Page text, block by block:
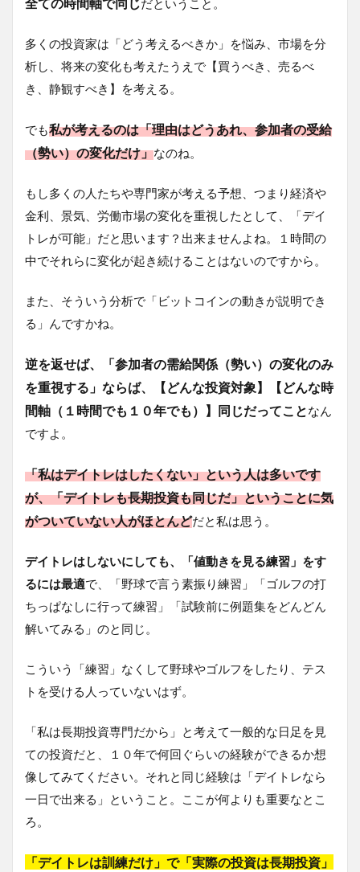
だということ。
多くの投資家は「どう考えるべきか」を悩み、市場を分
析し、将来の変化も考えたうえで【買うべき、売るべ
き、静観すべき】を考える。
でも私が考えるのは「理由はどうあれ、参加者の受給
（勢い）の変化だけ」なのね。
もし多くの人たちや専門家が考える予想、つまり経済や
金利、景気、労働市場の変化を重視したとして、「デイ
トレが可能」だと思います？出来ませんよね。１時間の
中でそれらに変化が起き続けることはないのですから。
また、そういう分析で「ビットコインの動きが説明でき
る」んですかね。
逆を返せば、「参加者の需給関係（勢い）の変化のみ
を重視する」ならば、【どんな投資対象】【どんな時
間軸（１時間でも１０年でも）】同じだってことなん
ですよ。
「私はデイトレはしたくない」という人は多いです
が、「デイトレも長期投資も同じだ」ということに気
がついていない人がほとんどだと私は思う。
デイトレはしないにしても、「値動きを見る練習」をす
るには最適で、「野球で言う素振り練習」「ゴルフの打
ちっぱなしに行って練習」「試験前に例題集をどんどん
解いてみる」のと同じ。
こういう「練習」なくして野球やゴルフをしたり、テス
トを受ける人っていないはず。
「私は長期投資専門だから」と考えて一般的な日足を見
ての投資だと、１０年で何回ぐらいの経験ができるか想
像してみてください。それと同じ経験は「デイトレなら
一日で出来る」ということ。ここが何よりも重要なとこ
ろ。
「デイトレは訓練だけ」で「実際の投資は長期投資」